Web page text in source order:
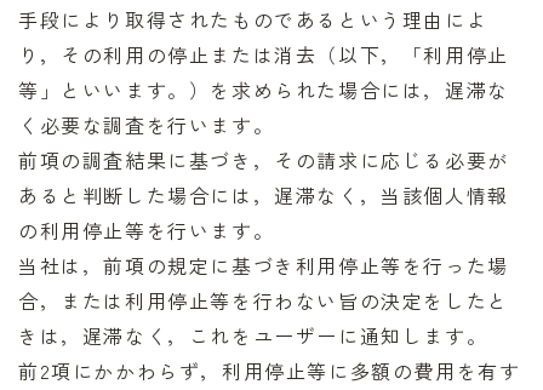
手段により取得されたものであるという理由によ
り，その利用の停止または消去（以下，「利用停止
等」といいます。）を求められた場合には，遅滞な
く必要な調査を行います。
前項の調査結果に基づき，その請求に応じる必要が
あると判断した場合には，遅滞なく，当該個人情報
の利用停止等を行います。
当社は，前項の規定に基づき利用停止等を行った場
合，または利用停止等を行わない旨の決定をしたと
きは，遅滞なく，これをユーザーに通知します。
前2項にかかわらず，利用停止等に多額の費用を有す